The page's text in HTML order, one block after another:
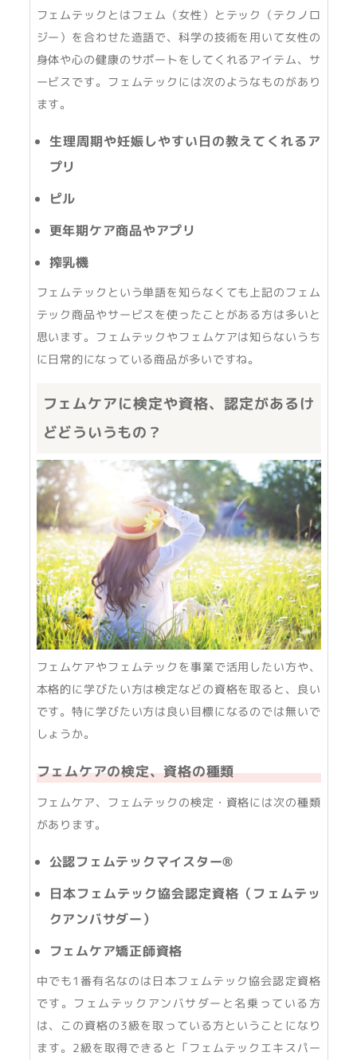
フェムテックとはフェム（女性）とテック（テクノロ
ジー）を合わせた造語で、科学の技術を用いて女性の
身体や心の健康のサポートをしてくれるアイテム、サ
ービスです。フェムテックには次のようなものがあり
ます。
生理周期や妊娠しやすい日の教えてくれるア
プリ
ピル
更年期ケア商品やアプリ
搾乳機
フェムテックという単語を知らなくても上記のフェム
テック商品やサービスを使ったことがある方は多いと
思います。フェムテックやフェムケアは知らないうち
に日常的になっている商品が多いですね。
フェムケアに検定や資格、認定があるけ
どどういうもの？
フェムケアやフェムテックを事業で活用したい方や、
本格的に学びたい方は検定などの資格を取ると、良い
です。特に学びたい方は良い目標になるのでは無いで
しょうか。
フェムケアの検定、資格の種類
フェムケア、フェムテックの検定・資格には次の種類
があります。
公認フェムテックマイスター®
日本フェムテック協会認定資格（フェムテッ
クアンバサダー）
フェムケア矯正師資格
中でも1番有名なのは日本フェムテック協会認定資格
です。フェムテックアンバサダーと名乗っている方
は、この資格の3級を取っている方ということになり
ます。2級を取得できると「フェムテックエキスパー